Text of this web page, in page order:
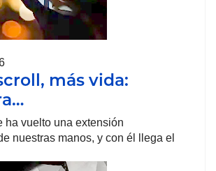
más vida:
ha vuelto una extensión
nuestras manos, y con él llega el